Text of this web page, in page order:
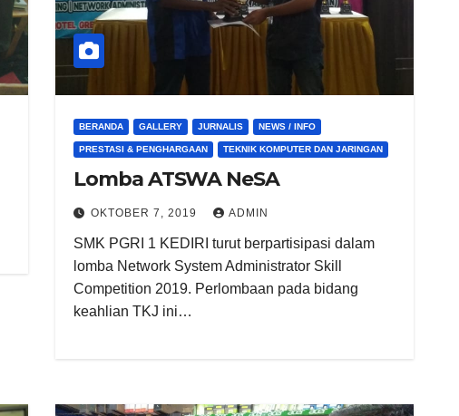
BERANDA GALLERY JURNALIS NEWS / INFO
PRESTASI & PENGHARGAAN TEKNIK KOMPUTER DAN JARINGAN
Lomba ATSWA NeSA
OKTOBER 7, 2019 ADMIN
SMK PGRI 1 KEDIRI turut berpartisipasi dalam
lomba Network System Administrator Skill
Competition 2019. Perlombaan pada bidang
keahlian TKJ ini…